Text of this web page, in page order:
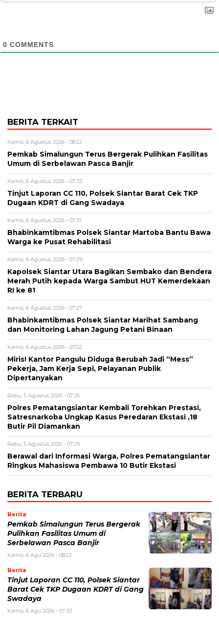
0 COMMENTS
BERITA TERKAIT
Kamis, 6 Agustus 2026 - 08:22
Pemkab Simalungun Terus Bergerak Pulihkan Fasilitas
Umum di Serbelawan Pasca Banjir
Kamis, 6 Agustus 2026 - 07:33
Tinjut Laporan CC 110, Polsek Siantar Barat Cek TKP
Dugaan KDRT di Gang Swadaya
Kamis, 6 Agustus 2026 - 07:31
Bhabinkamtibmas Polsek Siantar Martoba Bantu Bawa
Warga ke Pusat Rehabilitasi
Kamis, 6 Agustus 2026 - 07:29
Kapolsek Siantar Utara Bagikan Sembako dan Bendera
Merah Putih kepada Warga Sambut HUT Kemerdekaan
RI ke 81
Kamis, 6 Agustus 2026 - 07:27
Bhabinkamtibmas Polsek Siantar Marihat Sambang
dan Monitoring Lahan Jagung Petani Binaan
Kamis, 6 Agustus 2026 - 07:02
Miris! Kantor Pangulu Diduga Berubah Jadi “Mess”
Pekerja, Jam Kerja Sepi, Pelayanan Publik
Dipertanyakan
Rabu, 5 Agustus 2026 - 07:35
Polres Pematangsiantar Kembali Torehkan Prestasi,
Satresnarkoba Ungkap Kasus Peredaran Ekstasi ,18
Butir Pil Diamankan
Rabu, 5 Agustus 2026 - 07:29
Berawal dari Informasi Warga, Polres Pematangsiantar
Ringkus Mahasiswa Pembawa 10 Butir Ekstasi
BERITA TERBARU
Berita
Pemkab Simalungun Terus Bergerak
Pulihkan Fasilitas Umum di
Serbelawan Pasca Banjir
Kamis, 6 Agu 2026 - 08:22
Berita
Tinjut Laporan CC 110, Polsek Siantar
Barat Cek TKP Dugaan KDRT di Gang
Swadaya
Kamis, 6 Agu 2026 - 07:33